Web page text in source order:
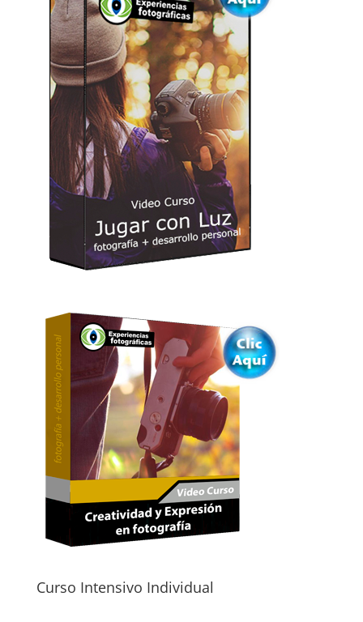
Curso Intensivo Individual